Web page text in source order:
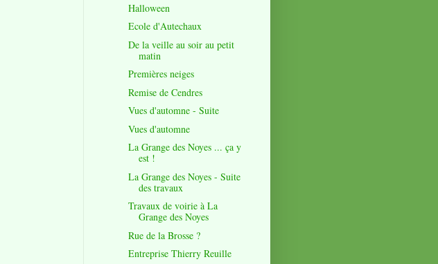
Halloween
Ecole d'Autechaux
De la veille au soir au petit
matin
Premières neiges
Remise de Cendres
Vues d'automne - Suite
Vues d'automne
La Grange des Noyes ... ça y
est !
La Grange des Noyes - Suite
des travaux
Travaux de voirie à La
Grange des Noyes
Rue de la Brosse ?
Entreprise Thierry Reuille